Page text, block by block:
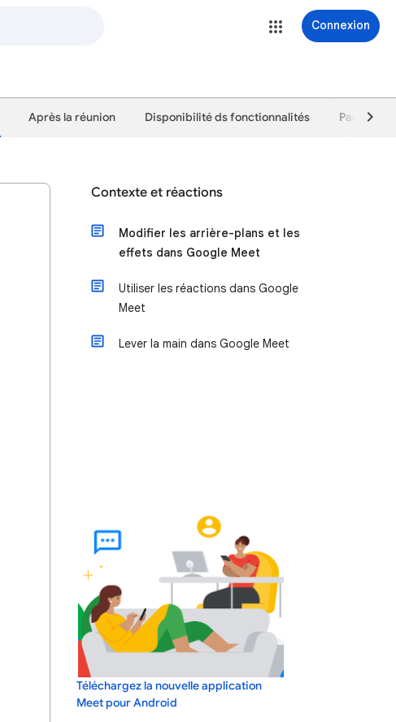
Connexion
Après la réunion Disponibilité ds fonctionnalités
Contexte et réactions
Modifier les arrière-plans et les
effets dans Google Meet
Utiliser les réactions dans Google
Meet
Lever la main dans Google Meet
Téléchargez la nouvelle application
Meet pour Android